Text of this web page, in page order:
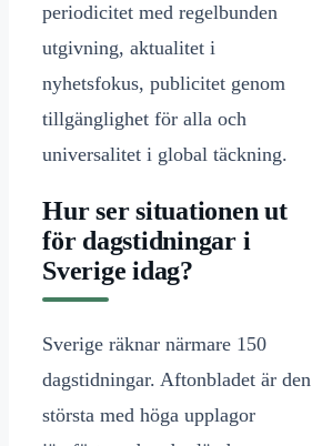
periodicitet med regelbunden
utgivning, aktualitet i
nyhetsfokus, publicitet genom
tillgänglighet för alla och
universalitet i global täckning.
Hur ser situationen ut
för dagstidningar i
Sverige idag?
Sverige räknar närmare 150
dagstidningar. Aftonbladet är den
största med höga upplagor